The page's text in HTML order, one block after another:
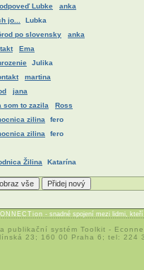
odpoveď Lubke
anka
jo...
Lubka
po slovensky
anka
Ema
Julika
martina
jana
som to zazila
Ross
zilina
fero
zilina
fero
Žilina Katarína
- snadné spojení mezi lidmi,
a publikační systém Toolkit -
23; 160 00 Praha 6; tel: 224